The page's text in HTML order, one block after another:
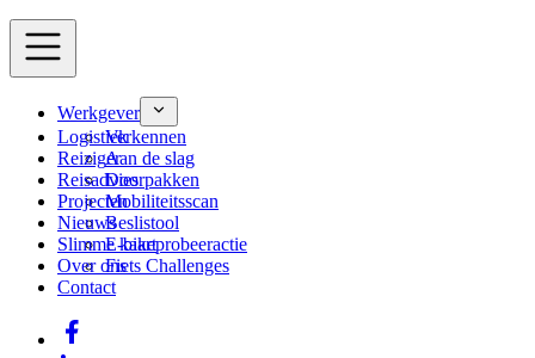
Werkgever
Verkennen
Aan de slag
Doorpakken
Mobiliteitsscan
Beslistool
E-bikeprobeeractie
Fiets Challenges
Logistiek
Reiziger
Reisadvies
Projecten
Nieuws
Slimme kaart
Over ons
Contact